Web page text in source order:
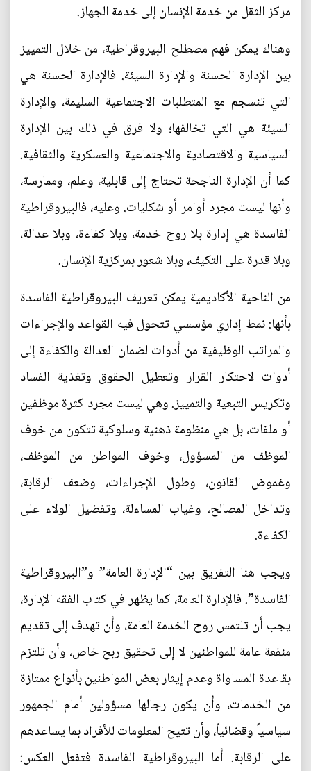
مركز الثقل من خدمة الإنسان إلى خدمة الجهاز.
وهناك يمكن فهم مصطلح البيروقراطية، من خلال التمييز
بين الإدارة الحسنة والإدارة السيئة. فالإدارة الحسنة هي
التي تنسجم مع المتطلبات الاجتماعية السليمة، والإدارة
السيئة هي التي تخالفها؛ ولا فرق في ذلك بين الإدارة
السياسية والاقتصادية والاجتماعية والعسكرية والثقافية.
كما أن الإدارة الناجحة تحتاج إلى قابلية، وعلم، وممارسة،
وأنها ليست مجرد أوامر أو شكليات. وعليه، فالبيروقراطية
الفاسدة هي إدارة بلا روح خدمة، وبلا كفاءة، وبلا عدالة،
وبلا قدرة على التكيف، وبلا شعور بمركزية الإنسان.
من الناحية الأكاديمية يمكن تعريف البيروقراطية الفاسدة
بأنها: نمط إداري مؤسسي تتحول فيه القواعد والإجراءات
والمراتب الوظيفية من أدوات لضمان العدالة والكفاءة إلى
أدوات لاحتكار القرار وتعطيل الحقوق وتغذية الفساد
وتكريس التبعية والتمييز. وهي ليست مجرد كثرة موظفين
أو ملفات، بل هي منظومة ذهنية وسلوكية تتكون من خوف
الموظف من المسؤول، وخوف المواطن من الموظف،
وغموض القانون، وطول الإجراءات، وضعف الرقابة،
وتداخل المصالح، وغياب المساءلة، وتفضيل الولاء على
الكفاءة.
ويجب هنا التفريق بين “الإدارة العامة” و”البيروقراطية
الفاسدة”. فالإدارة العامة، كما يظهر في كتاب الفقه الإدارة،
يجب أن تلتمس روح الخدمة العامة، وأن تهدف إلى تقديم
منفعة عامة للمواطنين لا إلى تحقيق ربح خاص، وأن تلتزم
بقاعدة المساواة وعدم إيثار بعض المواطنين بأنواع ممتازة
من الخدمات، وأن يكون رجالها مسؤولين أمام الجمهور
سياسياً وقضائياً، وأن تتيح المعلومات للأفراد بما يساعدهم
على الرقابة. أما البيروقراطية الفاسدة فتفعل العكس: